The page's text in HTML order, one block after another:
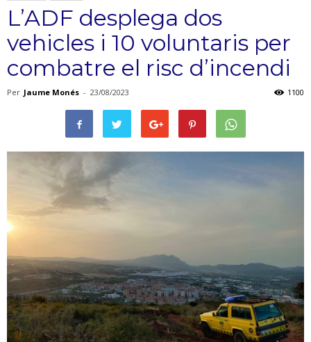
L’ADF desplega dos
vehicles i 10 voluntaris per
combatre el risc d’incendi
Per Jaume Monés - 23/08/2023 1100